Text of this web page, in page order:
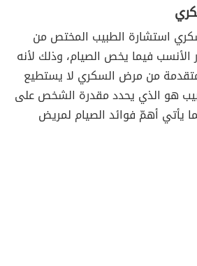
استشارة الطبيب المختص من
الأنسب فيما يخص الصيام، وذلك لأنه
من مرض السكري لا يستطيع
هو الذي يحدد مقدرة الشخص على
يأتي أهمّ فوائد الصيام لمريض